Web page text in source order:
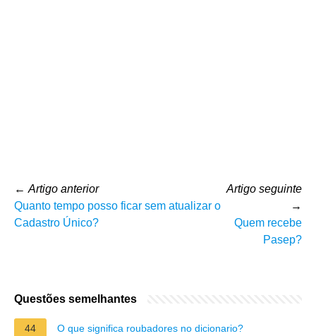
← Artigo anterior
Quanto tempo posso ficar sem atualizar o
Cadastro Único?
Artigo seguinte
→
Quem recebe
Pasep?
Questões semelhantes
44 O que significa roubadores no dicionario?